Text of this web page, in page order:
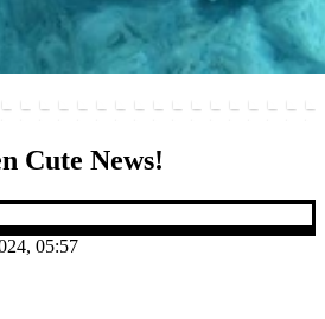
Cute News!
05:57